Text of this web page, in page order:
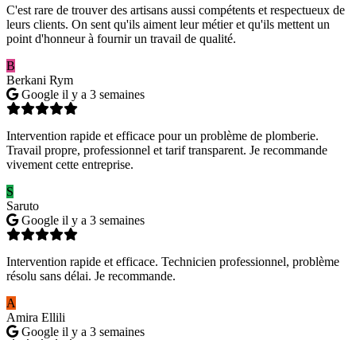
C'est rare de trouver des artisans aussi compétents et respectueux de
leurs clients. On sent qu'ils aiment leur métier et qu'ils mettent un
point d'honneur à fournir un travail de qualité.
B
Berkani Rym
Google il y a 3 semaines
Intervention rapide et efficace pour un problème de plomberie.
Travail propre, professionnel et tarif transparent. Je recommande
vivement cette entreprise.
S
Saruto
Google il y a 3 semaines
Intervention rapide et efficace. Technicien professionnel, problème
résolu sans délai. Je recommande.
A
Amira Ellili
Google il y a 3 semaines